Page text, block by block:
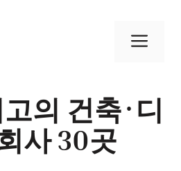
메
의 건축·디
사 30곳